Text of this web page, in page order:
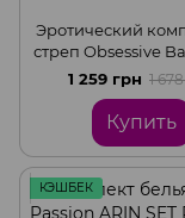
Эротический
стреп Obsessive
pcs set, Black,
1 259 грн 1
Купить
КЭШБЕК